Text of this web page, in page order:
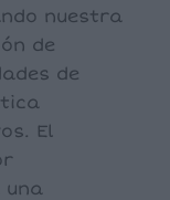
nuestra
de
de
El
una